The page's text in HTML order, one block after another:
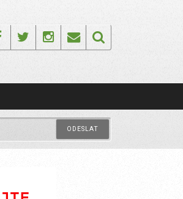
FacebookTwitterInstagram
Email